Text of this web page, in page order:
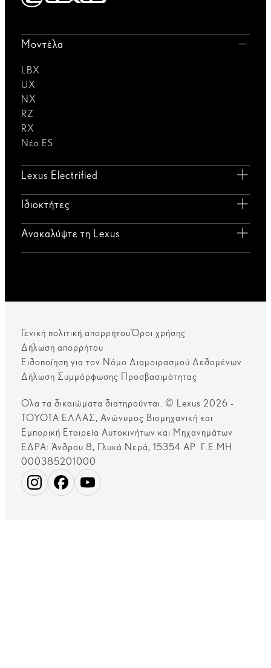
Μοντέλα
LBX
UX
NX
RZ
RX
Νέο ES
Lexus Electrified
Ιδιοκτήτες
Ανακαλύψτε τη Lexus
Γενική πολιτική απορρήτουΌροι χρήσης
Δήλωση απορρήτου
Ειδοποίηση για τον Νόμο Διαμοιρασμού Δεδομένων
Δήλωση Συμμόρφωσης Προσβασιμότητας
Ολα τα δικαιώματα διατηρούνται. © Lexus 2026 -
ΤΟΥΟΤΑ ΕΛΛΑΣ, Ανώνυμος Βιομηχανική και
Εμπορική Εταιρεία Αυτοκινήτων και Μηχανημάτων
ΕΔΡΑ: Άνδρου 8, Γλυκά Νερά, 15354 ΑΡ. Γ.Ε.ΜΗ.
000385201000